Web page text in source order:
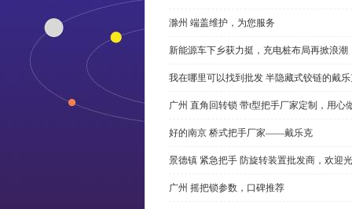
滁州 端盖维护，为您服务
新能源车下乡获力挺，充电桩布局再掀浪潮
我在哪里可以找到批发 半隐藏式铰链的戴
广州 直角回转锁 带t型把手厂家定制，用心
好的南京 桥式把手厂家——戴乐克
景德镇 紧急把手 防旋转装置批发商，欢迎
广州 摇把锁参数，口碑推荐